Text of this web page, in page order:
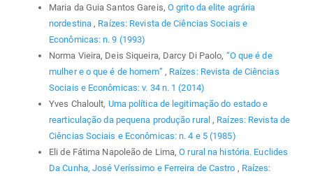
Maria da Guia Santos Gareis, O grito da elite agrária
nordestina , Raízes: Revista de Ciências Sociais e
Econômicas: n. 9 (1993)
Norma Vieira, Deis Siqueira, Darcy Di Paolo, “O que é de
mulher e o que é de homem” , Raízes: Revista de Ciências
Sociais e Econômicas: v. 34 n. 1 (2014)
Yves Chaloult, Uma política de legitimação do estado e
rearticulação da pequena produção rural , Raízes: Revista de
Ciências Sociais e Econômicas: n. 4 e 5 (1985)
Eli de Fátima Napoleão de Lima,O rural na história. Euclides
Da Cunha, José Veríssimo e Ferreira de Castro , Raízes: